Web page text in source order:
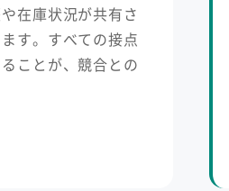
在庫状況が共有さ
す。すべての接点
ことが、競合との